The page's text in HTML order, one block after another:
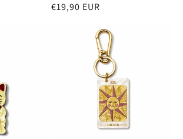
Normaler
€19,90 EUR